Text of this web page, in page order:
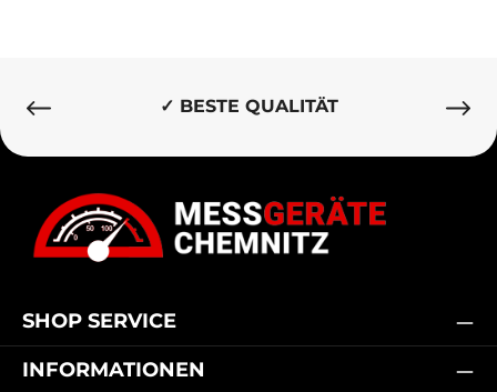
✓ BESTE QUALITÄT
SHOP SERVICE
INFORMATIONEN